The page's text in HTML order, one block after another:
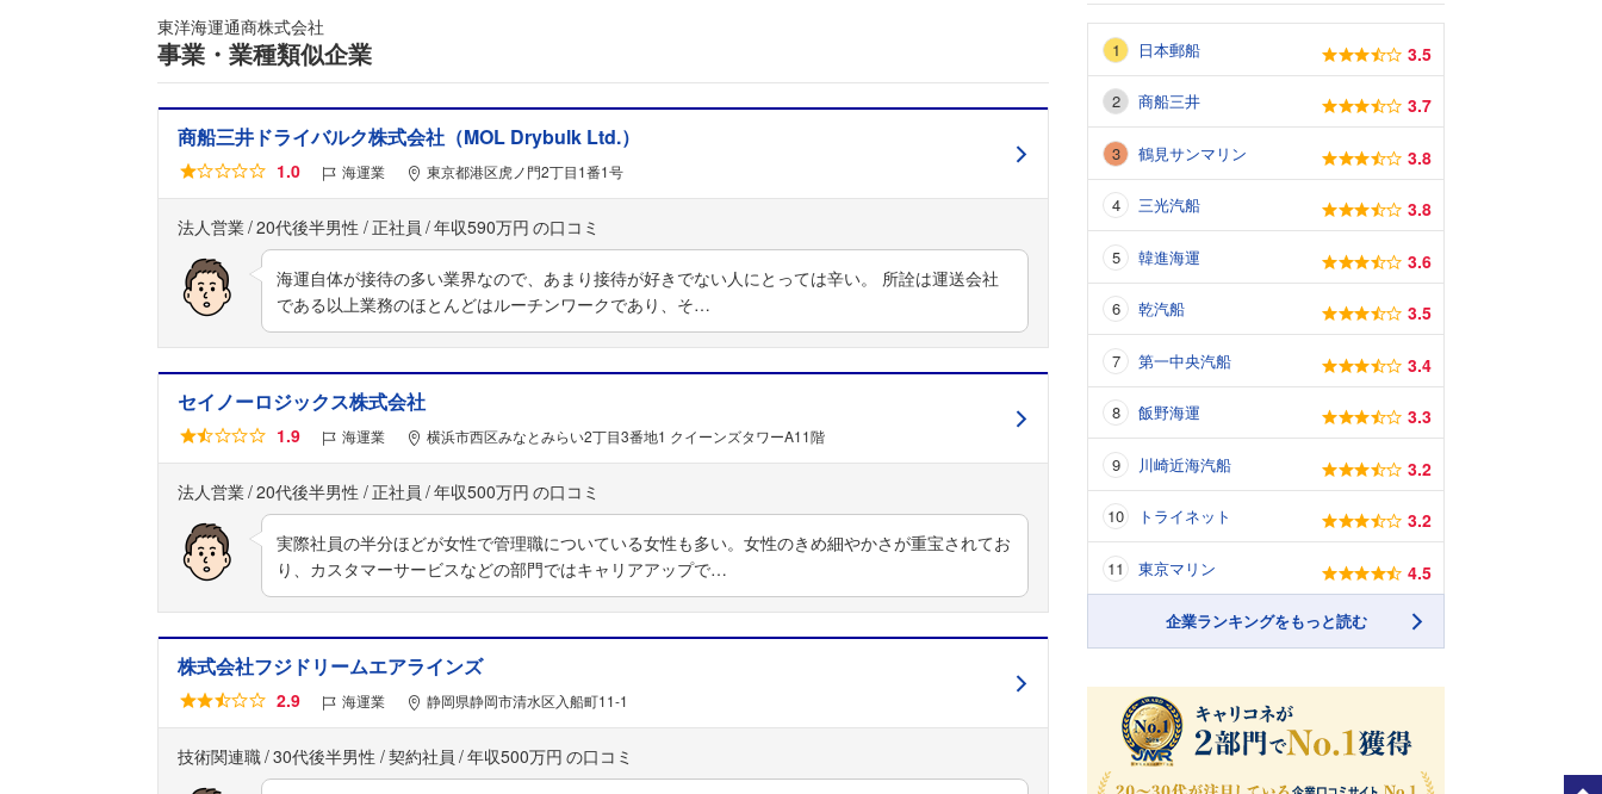
東洋海運通商株式会社
事業・業種類似企業
商船三井ドライバルク株式会社（MOL Drybulk Ltd.）
1.0 海運業 東京都港区虎ノ門2丁目1番1号
法人営業 20代後半男性 正社員 年収590万円
海運自体が接待の多い業界なので、あまり接待が好きでない人にとっては辛い。 所詮は運送会社
である以上業務のほとんどはルーチンワークであり、そ…
セイノーロジックス株式会社
1.9 海運業 横浜市西区みなとみらい2丁目3番地1 クイーンズタワーA11階
法人営業 20代後半男性 正社員 年収500万円
実際社員の半分ほどが女性で管理職についている女性も多い。女性のきめ細やかさが重宝されてお
り、カスタマーサービスなどの部門ではキャリアアップで…
株式会社フジドリームエアラインズ
2.9 海運業 静岡県静岡市清水区入船町11-1
技術関連職 30代後半男性 契約社員 年収500万円
日本郵船 3.5
商船三井 3.7
鶴見サンマリン 3.8
三光汽船 3.8
韓進海運 3.6
乾汽船 3.5
第一中央汽船 3.4
飯野海運 3.3
川崎近海汽船 3.2
トライネット 3.2
東京マリン 4.5
企業ランキングをもっと読む